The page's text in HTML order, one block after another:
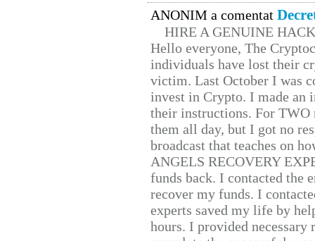
ANONIM a comentat
HIRE A GENUINE
Hello everyone, The
individuals have lost their
victim. Last October I was
invest in Crypto. I made
their instructions. For TWO
them all day, but I got no
broadcast that teaches on
ANGELS RECOVERY
funds back. I contacted the
recover my funds. I
experts saved my life by
hours. I provided